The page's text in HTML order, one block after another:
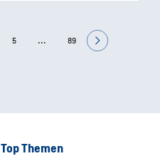
5 ... 89
Top Themen